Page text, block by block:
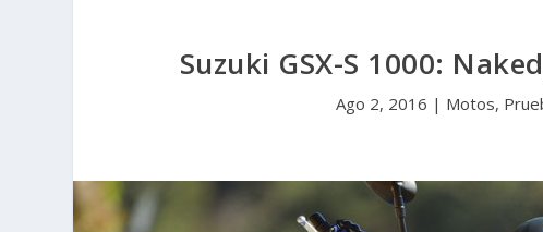
Suzuki GSX-S 1000:
Ago 2, 2016 | Motos,